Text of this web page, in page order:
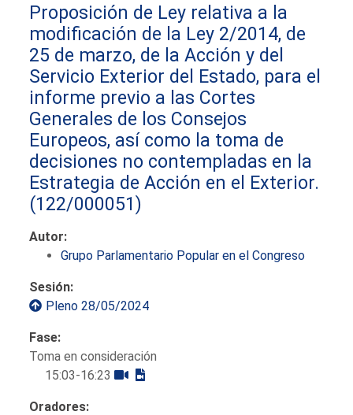
Proposición de Ley relativa a la
modificación de la Ley 2/2014, de
25 de marzo, de la Acción y del
Servicio Exterior del Estado, para el
informe previo a las Cortes
Generales de los Consejos
Europeos, así como la toma de
decisiones no contempladas en la
Estrategia de Acción en el Exterior.
(122/000051)
Autor:
Grupo Parlamentario Popular en el Congreso
Sesión:
Pleno 28/05/2024
Fase:
Toma en consideración
15:03-16:23
Oradores: